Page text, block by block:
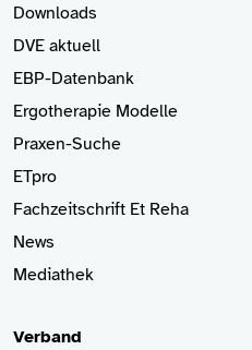
Downloads
DVE aktuell
EBP-Datenbank
Ergotherapie Modelle
Praxen-Suche
ETpro
Fachzeitschrift Et Reha
News
Mediathek
Verband